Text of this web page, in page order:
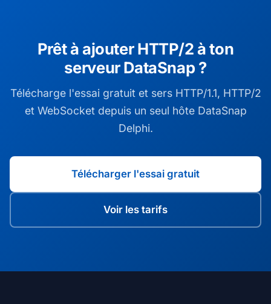
Prêt à ajouter HTTP/2 à ton
serveur DataSnap ?
Télécharge l'essai gratuit et sers HTTP/1.1, HTTP/2
et WebSocket depuis un seul hôte DataSnap
Delphi.
Télécharger l'essai gratuit
Voir les tarifs